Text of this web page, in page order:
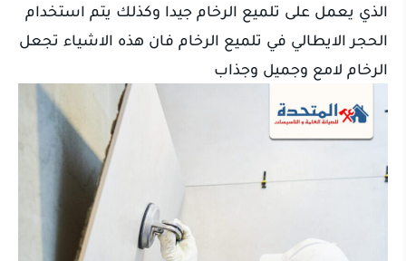
الذي يعمل على تلميع الرخام جيدا وكذلك يتم استخدام
الحجر الايطالي في تلميع الرخام فان هذه الاشياء تجعل
الرخام لامع وجميل وجذاب